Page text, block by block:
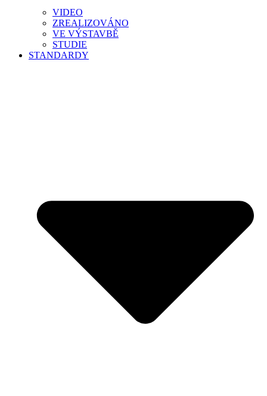
VIDEO
ZREALIZOVÁNO
VE VÝSTAVBĚ
STUDIE
STANDARDY